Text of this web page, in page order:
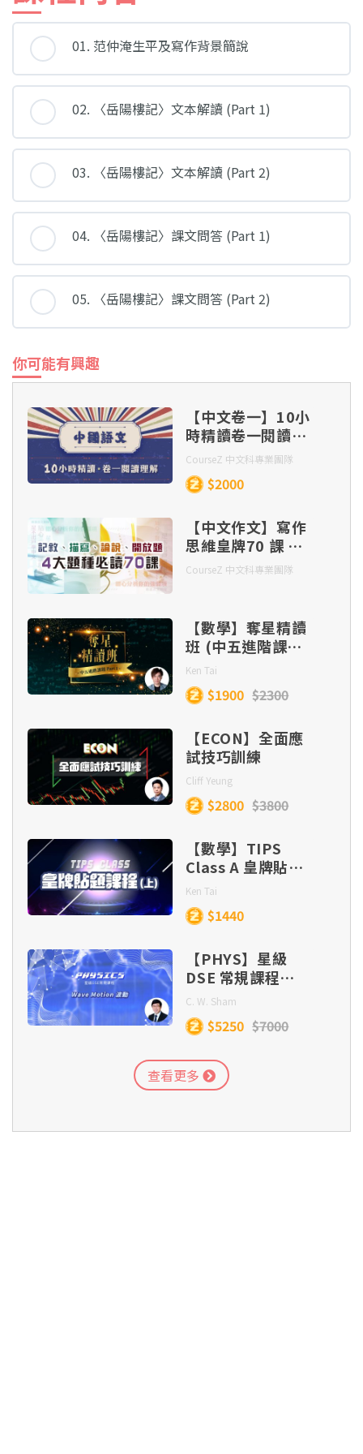
01. 范仲淹生平及寫作背景簡說
02. 〈岳陽樓記〉文本解讀 (Part 1)
03. 〈岳陽樓記〉文本解讀 (Part 2)
04. 〈岳陽樓記〉課文問答 (Part 1)
05. 〈岳陽樓記〉課文問答 (Part 2)
你可能有興趣
【中文卷一】10小
時精讀卷一閱讀理
解
CourseZ 中文科專業團隊
$2000
【中文作文】寫作
思維皇牌70 課 –
記敘、描寫、 論
批改）
CourseZ 中文科專業團隊
【數學】奪星精讀
班 (中五進階課題
Part 1)
Ken Tai
$1900 $2300
【ECON】全面應
試技巧訓練
Cliff Yeung
$2800 $3800
【數學】TIPS
Class A 皇牌貼題
課程 (目標
Lv.5/5*/5**)
Ken Tai
$1440
【PHYS】星級
DSE 常規課程
(Section C) –
Wave Motion
C. W. Sham
$5250 $7000
查看更多